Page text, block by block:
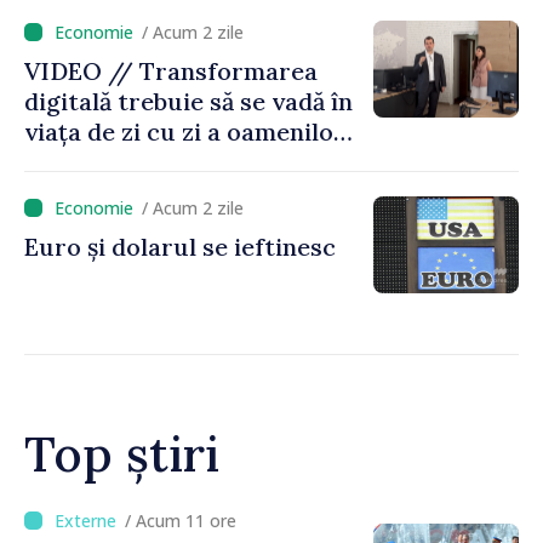
caniculă
/ Acum 2 zile
VIDEO // Transformarea
digitală trebuie să se vadă în
viața de zi cu zi a oamenilor
funcționează economia:
premierul Vasile Tofan, în
vizită la AGE
/ Acum 2 zile
Euro și dolarul se ieftinesc
Top știri
/ Acum 7 ore